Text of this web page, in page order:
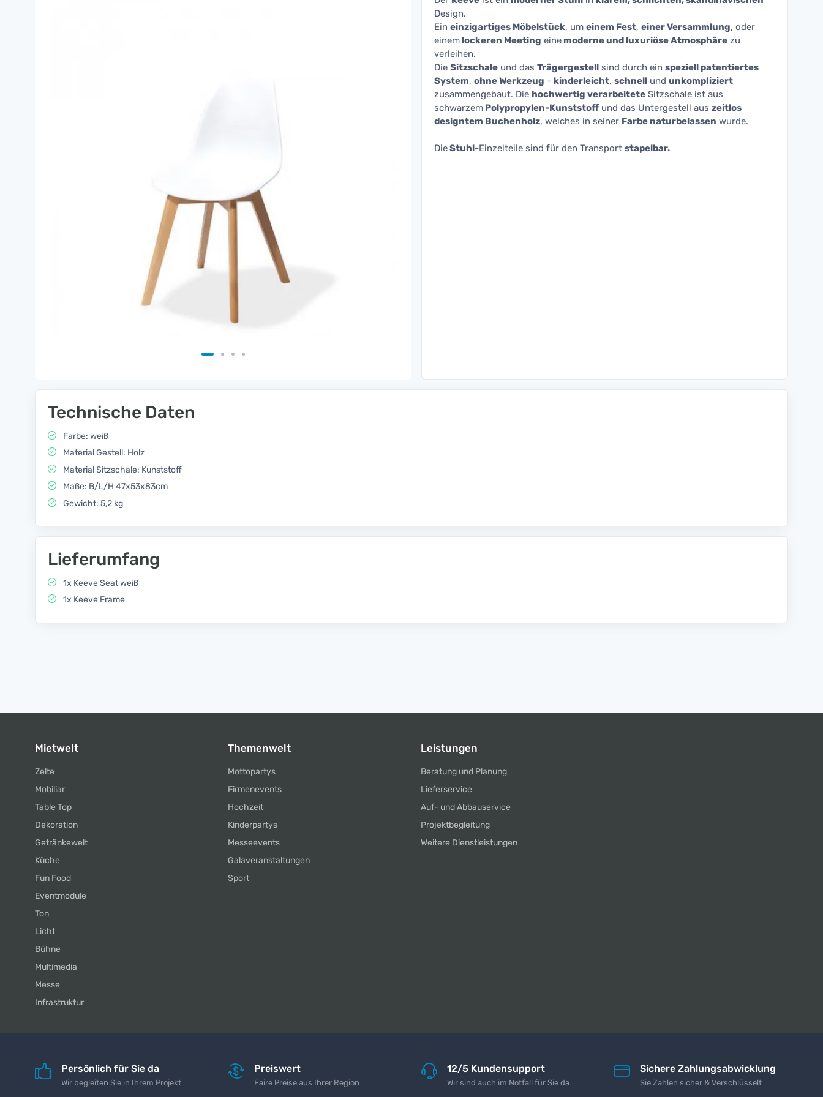
Design.
Ein einzigartiges Möbelstück, um einem Fest, einer Versammlung, oder
einem lockeren Meeting eine moderne und luxuriöse Atmosphäre zu
verleihen.
Die Sitzschale und das Trägergestell sind durch ein speziell patentiertes
System, ohne Werkzeug - kinderleicht, schnell und unkompliziert
zusammengebaut. Die hochwertig verarbeitete Sitzschale ist aus
schwarzem Polypropylen-Kunststoff und das Untergestell aus zeitlos
designtem Buchenholz, welches in seiner Farbe naturbelassen wurde.
DieStuhl-Einzelteile sind für den Transport stapelbar.
Technische Daten
Farbe: weiß
Material Gestell: Holz
Material Sitzschale: Kunststoff
Maße: B/L/H 47x53x83cm
Gewicht: 5,2 kg
Lieferumfang
1x Keeve Seat weiß
1x Keeve Frame
Mietwelt
Zelte
Mobiliar
Table Top
Dekoration
Getränkewelt
Küche
Fun Food
Eventmodule
Ton
Licht
Bühne
Multimedia
Messe
Infrastruktur
Themenwelt
Mottopartys
Firmenevents
Hochzeit
Kinderpartys
Messeevents
Galaveranstaltungen
Sport
Leistungen
Beratung und Planung
Lieferservice
Auf- und Abbauservice
Projektbegleitung
Weitere Dienstleistungen
Persönlich für Sie da
Wir begleiten Sie in Ihrem Projekt
Preiswert
Faire Preise aus Ihrer Region
12/5 Kundensupport
Wir sind auch im Notfall für Sie da
Sichere Zahlungsabwicklung
Sie Zahlen sicher & Verschlüsselt